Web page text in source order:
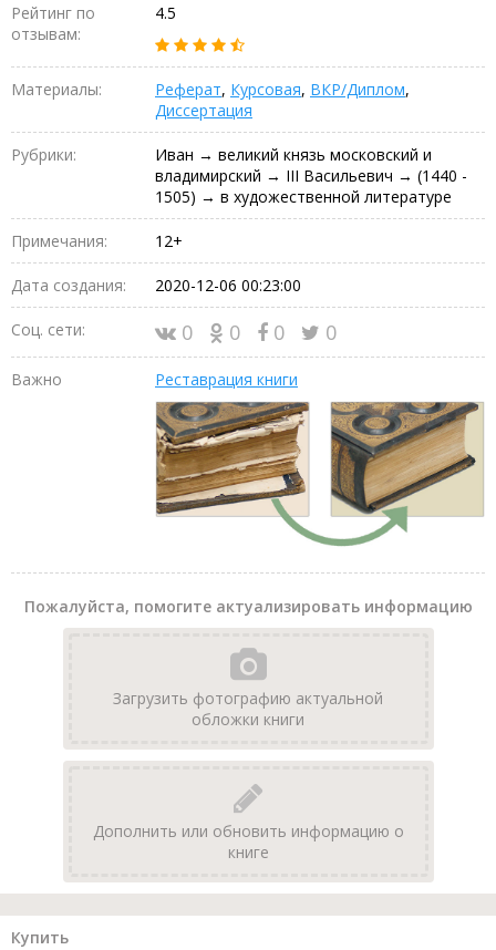
Рейтинг по
отзывам:
4.5
Материалы: Реферат, Курсовая, ВКР/Диплом,
Диссертация
Рубрики:
Иван → великий князь московский и
владимирский → III Васильевич → (1440 -
1505) → в художественной литературе
Примечания: 12+
Дата создания: 2020-12-06 00:23:00
Соц. сети: 0 0 0 0
Важно Реставрация книги
Пожалуйста, помогите актуализировать информацию
Загрузить фотографию актуальной
обложки книги
Дополнить или обновить информацию о
книге
Купить